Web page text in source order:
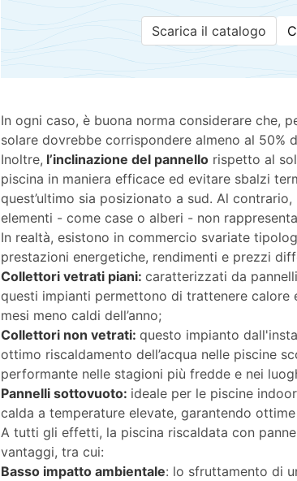
Scarica il catalogo
In ogni caso, è buona norma considerare che,
solare dovrebbe corrispondere almeno al 50%
Inoltre, l’inclinazione del pannello rispetto al
piscina in maniera efficace ed evitare sbalzi
quest’ultimo sia posizionato a sud. Al
elementi - come case o alberi - non
In realtà, esistono in commercio svariate
prestazioni energetiche, rendimenti e prezzi
Collettori vetrati piani: caratterizzati da
questi impianti permettono di trattenere calore
mesi meno caldi dell’anno;
Collettori non vetrati: questo impianto
ottimo riscaldamento dell’acqua nelle piscine
performante nelle stagioni più fredde e nei
Pannelli sottovuoto: ideale per le piscine
calda a temperature elevate, garantendo
A tutti gli effetti, la piscina riscaldata con
vantaggi, tra cui:
Basso impatto ambientale: lo sfruttamento di